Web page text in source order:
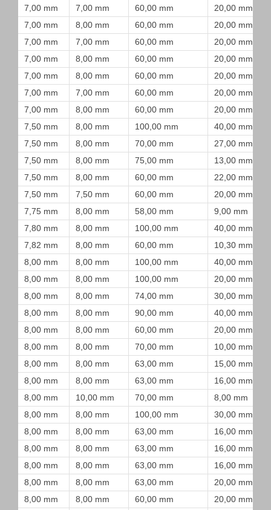
7,00 mm 7,00 mm 60,00 mm
20,00 mm
7,00 mm
8,00 mm 60,00 mm
20,00 mm
7,00 mm
7,00 mm 60,00 mm
20,00 mm
7,00 mm
8,00 mm 60,00 mm
20,00 mm
7,00 mm
8,00 mm 60,00 mm
20,00 mm
7,00 mm
7,00 mm 60,00 mm
20,00 mm
7,00 mm
8,00 mm 60,00 mm
20,00 mm
7,50 mm
8,00 mm 100,00 mm
40,00 mm
7,50 mm
8,00 mm 70,00 mm
27,00 mm
7,50 mm
8,00 mm 75,00 mm
13,00 mm
7,50 mm
8,00 mm 60,00 mm
22,00 mm
7,50 mm
7,50 mm 60,00 mm
20,00 mm
7,75 mm
8,00 mm 58,00 mm
9,00 mm
7,80 mm
8,00 mm 100,00 mm
40,00 mm
7,82 mm
8,00 mm 60,00 mm
10,30 mm
8,00 mm
8,00 mm 100,00 mm
40,00 mm
8,00 mm
8,00 mm 100,00 mm
20,00 mm
8,00 mm
8,00 mm 74,00 mm
30,00 mm
8,00 mm
8,00 mm 90,00 mm
40,00 mm
8,00 mm
8,00 mm 60,00 mm
20,00 mm
8,00 mm
8,00 mm 70,00 mm
10,00 mm
8,00 mm
8,00 mm 63,00 mm
15,00 mm
8,00 mm
8,00 mm 63,00 mm
16,00 mm
8,00 mm
10,00 mm 70,00 mm
8,00 mm
8,00 mm
8,00 mm 100,00 mm
30,00 mm
8,00 mm
8,00 mm 63,00 mm
16,00 mm
8,00 mm
8,00 mm 63,00 mm
16,00 mm
8,00 mm
8,00 mm 63,00 mm
16,00 mm
8,00 mm
8,00 mm 63,00 mm
20,00 mm
8,00 mm
8,00 mm 60,00 mm
20,00 mm